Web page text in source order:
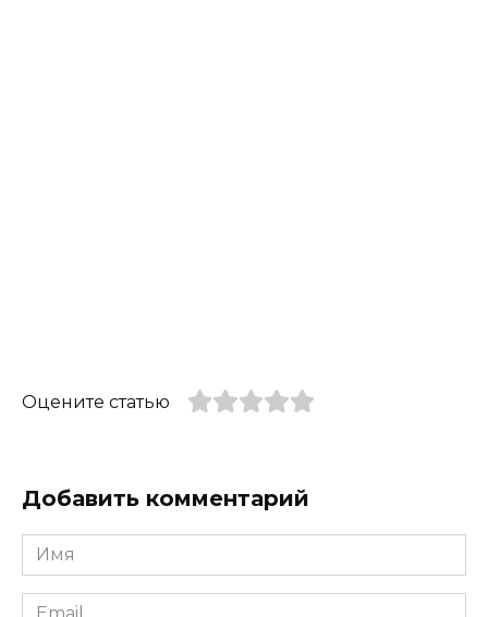
Оцените статью
Добавить комментарий
Имя
*
Email